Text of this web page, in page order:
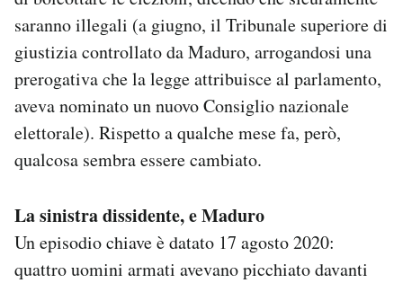
saranno illegali (a giugno, il Tribunale superiore di
giustizia controllato da Maduro, arrogandosi una
prerogativa che la legge attribuisce al parlamento,
aveva nominato un nuovo Consiglio nazionale
elettorale). Rispetto a qualche mese fa, però,
qualcosa sembra essere cambiato.
La sinistra dissidente, e Maduro
Un episodio chiave è datato 17 agosto 2020:
quattro uomini armati avevano picchiato davanti